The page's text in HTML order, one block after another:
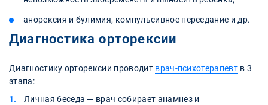
анорексия и булимия, компульсивное переедание и др.
Диагностика орторексии
Диагностику орторексии проводит врач-психотерапевт в 3
этапа:
Личная беседа — врач собирает анамнез и